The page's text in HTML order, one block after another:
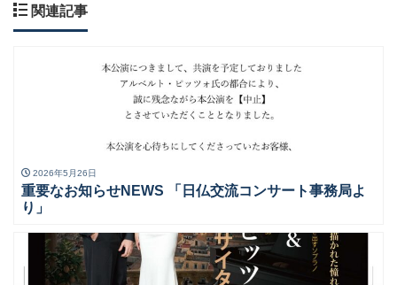
関連記事
2026年5月26日
重要なお知らせNEWS 「日仏交流コンサート事務局よ
り」